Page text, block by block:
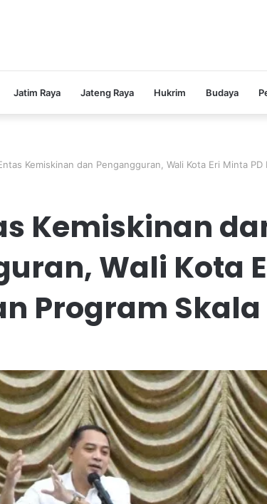
Jatim Raya Jateng Raya Hukrim Budaya
Kemiskinan dan Pengangguran, Wali Kota Eri Minta
Kemiskinan
Wali Kota
Program